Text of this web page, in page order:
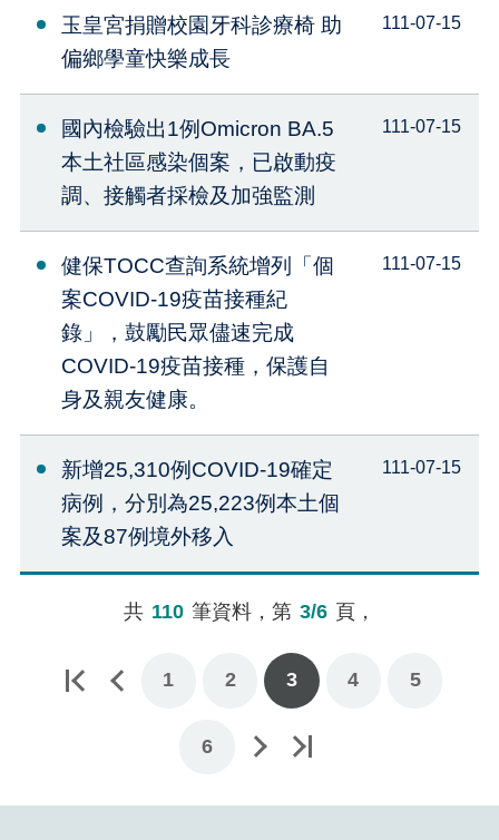
玉皇宮捐贈校園牙科診療椅 助
偏鄉學童快樂成長
111-07-15
國內檢驗出1例Omicron BA.5
本土社區感染個案，已啟動疫
調、接觸者採檢及加強監測
111-07-15
健保TOCC查詢系統增列「個
案COVID-19疫苗接種紀
錄」，鼓勵民眾儘速完成
COVID-19疫苗接種，保護自
身及親友健康。
111-07-15
新增25,310例COVID-19確定
病例，分別為25,223例本土個
案及87例境外移入
111-07-15
共 110 筆資料，第 3/6 頁，
1 2 3 4 5
6